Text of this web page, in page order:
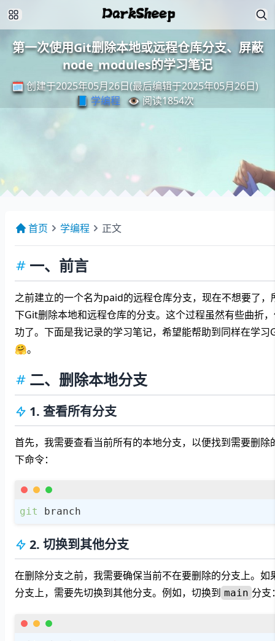
第一次使用Git删除本地或远程仓库分支、屏蔽
node_modules的学习笔记
🗓️ 创建于2025年05月26日(最后编辑于2025年05月26日)
📘学编程 👁️ 阅读1854次
首页 学编程 正文
一、前言
之前建立的一个名为paid的远程仓库分支，现在不想要了，
下Git删除本地和远程仓库的分支。这个过程虽然有些曲折
功了。下面是我记录的学习笔记，希望能帮助到同样在学习
🤗。
二、删除本地分支
1. 查看所有分支
首先，我需要查看当前所有的本地分支，以便找到需要删除
下命令：
git branch
2. 切换到其他分支
在删除分支之前，我需要确保当前不在要删除的分支上。如
分支上，需要先切换到其他分支。例如，切换到 main 分支